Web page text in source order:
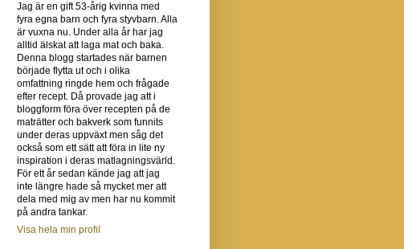
Jag är en gift 53-årig kvinna med
fyra egna barn och fyra styvbarn. Alla
är vuxna nu. Under alla år har jag
alltid älskat att laga mat och baka.
Denna blogg startades när barnen
började flytta ut och i olika
omfattning ringde hem och frågade
efter recept. Då provade jag att i
bloggform föra över recepten på de
maträtter och bakverk som funnits
under deras uppväxt men såg det
också som ett sätt att föra in lite ny
inspiration i deras matlagningsvärld.
För ett år sedan kände jag att jag
inte längre hade så mycket mer att
dela med mig av men har nu kommit
på andra tankar.
Visa hela min profil